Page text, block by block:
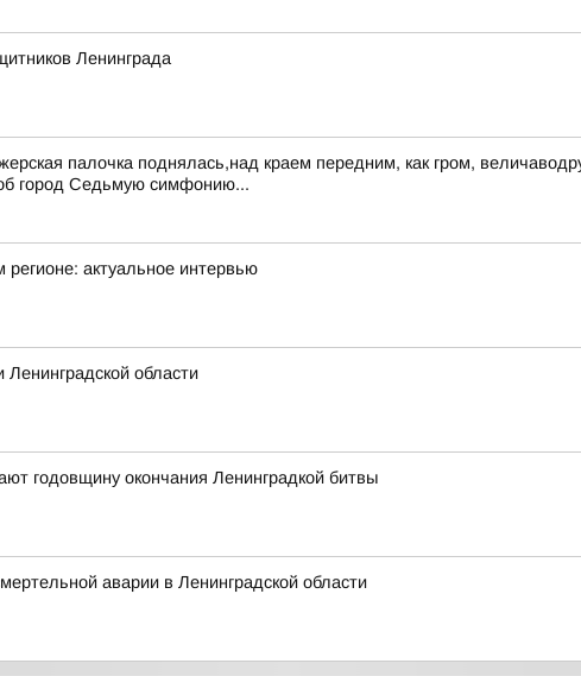
Ленинграда
палочка поднялась,над краем передним, как гром,
город Седьмую симфонию...
актуальное интервью
области
годовщину окончания Ленинградкой битвы
аварии в Ленинградской области